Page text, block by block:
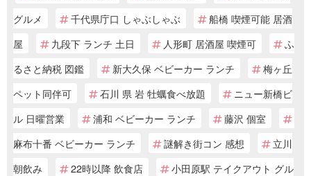
グルメ
千代県庁口 しゃぶしゃぶ
船橋 喫煙可能 居酒
屋
九段下 ランチ 土日 人形町 居酒屋 喫煙可
ふ
るさと納税 図鑑
新大久保 ベビーカー ランチ
梅ヶ丘
ペット同伴可
石川 県 岩 牡蠣食べ放題
ニュー新橋ビ
ル 日曜営業
浦和 ベビーカー ランチ
藤沢 個室
麻布十番 ベビーカー ランチ
謎解き街コン 感想
立川
朝飲み
22時以降 飲食店
小田原駅 テイクアウト グル